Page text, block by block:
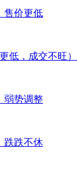
售价更低
低，成交不旺）
弱势调整
跌跌不休